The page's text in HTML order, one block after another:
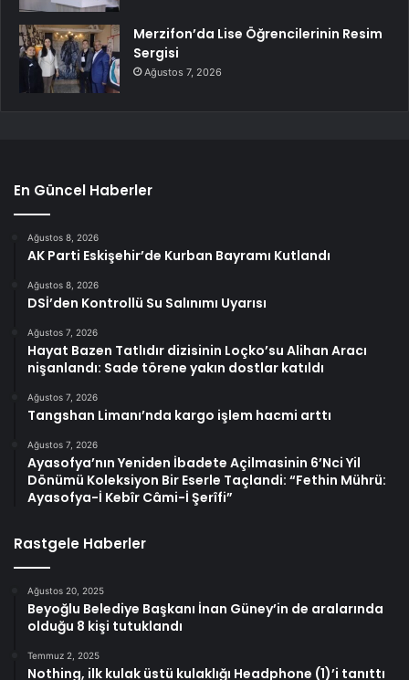
Merzifon’da Lise Öğrencilerinin Resim
Sergisi
Ağustos 7, 2026
En Güncel Haberler
Ağustos 8, 2026
AK Parti Eskişehir’de Kurban Bayramı Kutlandı
Ağustos 8, 2026
DSİ’den Kontrollü Su Salınımı Uyarısı
Ağustos 7, 2026
Hayat Bazen Tatlıdır dizisinin Loçko’su Alihan Aracı
nişanlandı: Sade törene yakın dostlar katıldı
Ağustos 7, 2026
Tangshan Limanı’nda kargo işlem hacmi arttı
Ağustos 7, 2026
Ayasofya’nın Yeniden İbadete Açilmasinin 6’Nci Yil
Dönümü Koleksiyon Bir Eserle Taçlandi: “Fethin Mührü:
Ayasofya-İ Kebîr Câmi-İ Şerîfi”
Rastgele Haberler
Ağustos 20, 2025
Beyoğlu Belediye Başkanı İnan Güney’in de aralarında
olduğu 8 kişi tutuklandı
Temmuz 2, 2025
Nothing, ilk kulak üstü kulaklığı Headphone (1)’i tanıttı